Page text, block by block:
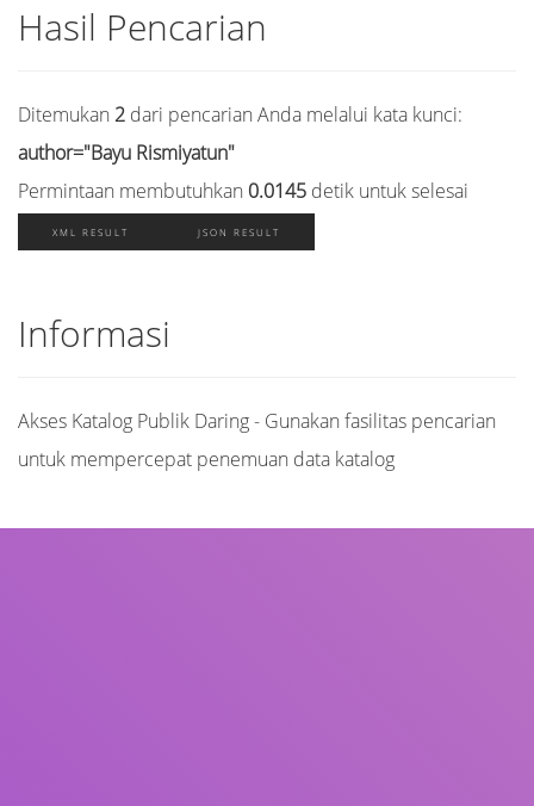
Hasil Pencarian
Ditemukan 2 dari pencarian Anda melalui kata kunci:
author="Bayu Rismiyatun"
Permintaan membutuhkan 0.0145 detik untuk selesai
XML RESULT JSON RESULT
Informasi
Akses Katalog Publik Daring - Gunakan fasilitas pencarian
untuk mempercepat penemuan data katalog